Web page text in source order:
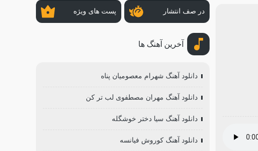
در صف انتشار پست های ویژه
آخرین آهنگ ها
دانلود آهنگ شهرام معصومیان پناه
دانلود آهنگ مهران مصطفوی لب تر کن
دانلود آهنگ سیا دختر خوشگله
دانلود آهنگ کوروش فیانسه